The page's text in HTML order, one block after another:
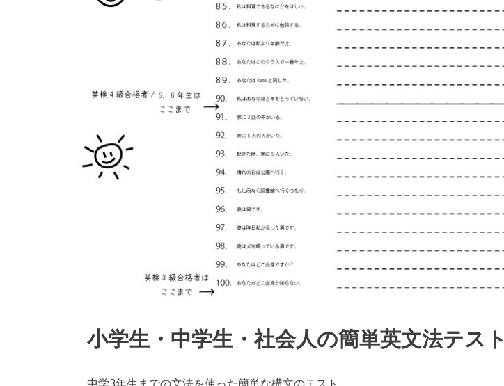
小学生・中学生・社会人の簡単英文法テスト